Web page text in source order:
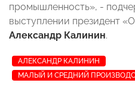
промышленность», -
выступлении президент
Александр Калинин.
АЛЕКСАНДР КАЛИНИН
МАЛЫЙ И СРЕДНИЙ